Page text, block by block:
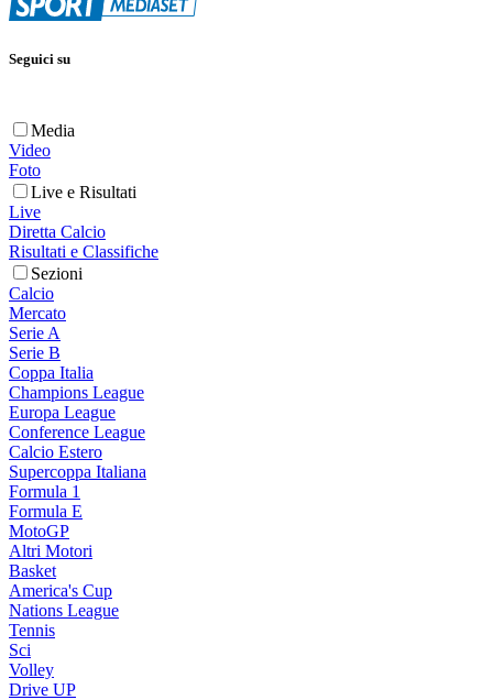
Seguici su
Media
Video
Foto
Live e Risultati
Live
Diretta Calcio
Risultati e Classifiche
Sezioni
Calcio
Mercato
Serie A
Serie B
Coppa Italia
Champions League
Europa League
Conference League
Calcio Estero
Supercoppa Italiana
Formula 1
Formula E
MotoGP
Altri Motori
Basket
America's Cup
Nations League
Tennis
Sci
Volley
Drive UP